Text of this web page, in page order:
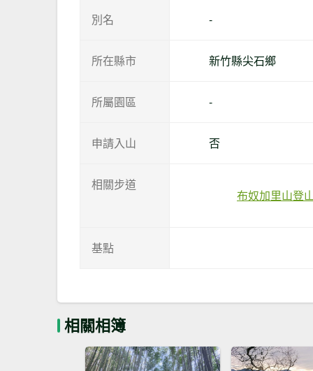
別名 -
所在縣市 新竹縣尖石鄉
所屬園區 -
申請入山 否
相關步道
布奴加里山登
基點
相關相簿